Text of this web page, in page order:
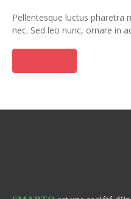
Pellentesque luctus pharetra
nec. Sed leo nunc, ornare in